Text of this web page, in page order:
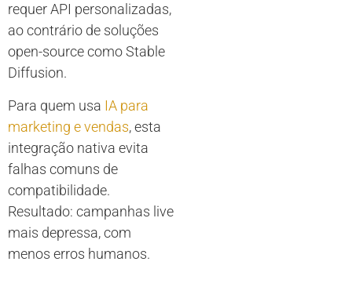
requer API personalizadas,
ao contrário de soluções
open-source como Stable
Diffusion.
Para quem usa IA para
marketing e vendas, esta
integração nativa evita
falhas comuns de
compatibilidade.
Resultado: campanhas live
mais depressa, com
menos erros humanos.